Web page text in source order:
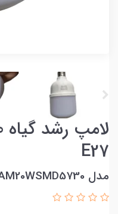
E27
مدل LAM20WSMD5730